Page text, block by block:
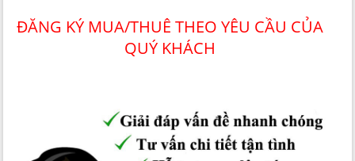
ĐĂNG KÝ MUA/THUÊ THEO YÊU CẦU CỦA
QUÝ KHÁCH